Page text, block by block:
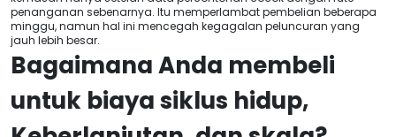
penanganan sebenarnya. Itu memperlambat pembelian beberapa
minggu, namun hal ini mencegah kegagalan peluncuran yang
jauh lebih besar.
Bagaimana Anda membeli
untuk biaya siklus hidup,